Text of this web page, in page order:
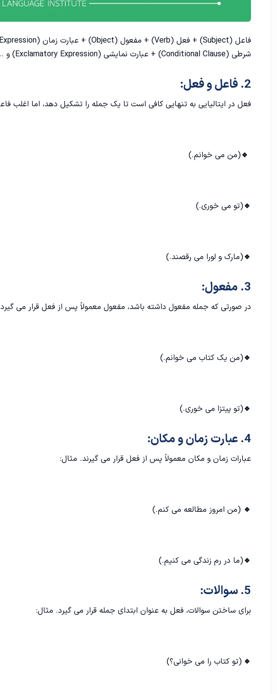
5. جمع و تکرار فعل کمکی:
6. استفاده از زمان ها:
جمع بندی
شرطی (Conditional Clause) + عبارت نمایشی (Exclamatory Expression) و ...
2. فاعل و فعل:
فعل در ایتالیایی به تنهایی کافی است تا یک جمله را تشکیل دهد، اما اغلب
🔹(من می خوانم.)
🔹(تو می خوری.)
🔹(مارک و لورا می رقصند.)
3. مفعول:
در صورتی که جمله مفعول داشته باشد، مفعول معمولاً پس از فعل قرار می
🔹(من یک کتاب می خوانم.)
🔹(تو پیتزا می خوری.)
4. عبارت زمان و مکان:
عبارات زمان و مکان معمولاً پس از فعل قرار می گیرند. مثال:
🔹 (من امروز مطالعه می کنم.)
🔹(ما در رم زندگی می کنیم.)
5. سوالات:
برای ساختن سوالات، فعل به عنوان ابتدای جمله قرار می گیرد. مثال:
🔹 (تو کتاب را می خوانی؟)